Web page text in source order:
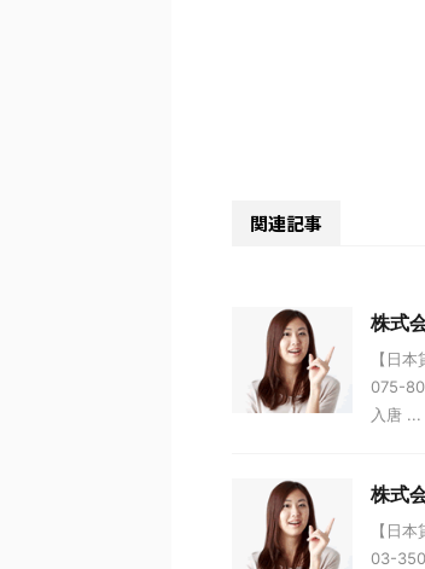
関連記事
株式
【日
075-
入唐 ...
株式
【日
03-